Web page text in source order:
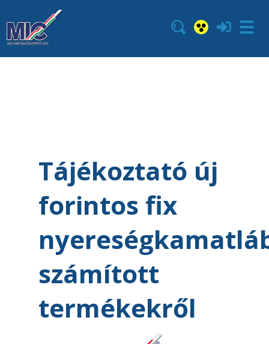
Tájékoztató új
forintos fix
számított
termékekről